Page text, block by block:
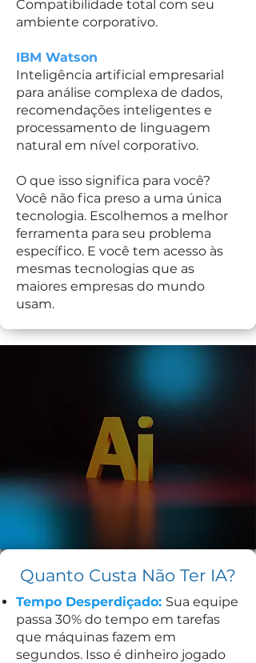
Compatibilidade total com seu
ambiente corporativo.
IBM Watson
Inteligência artificial empresarial
para análise complexa de dados,
recomendações inteligentes e
processamento de linguagem
natural em nível corporativo.
O que isso significa para você?
Você não fica preso a uma única
tecnologia. Escolhemos a melhor
ferramenta para seu problema
específico. E você tem acesso às
mesmas tecnologias que as
maiores empresas do mundo
usam.
Quanto Custa Não Ter IA?
Tempo Desperdiçado: Sua equipe
passa 30% do tempo em tarefas
que máquinas fazem em
segundos. Isso é dinheiro jogado